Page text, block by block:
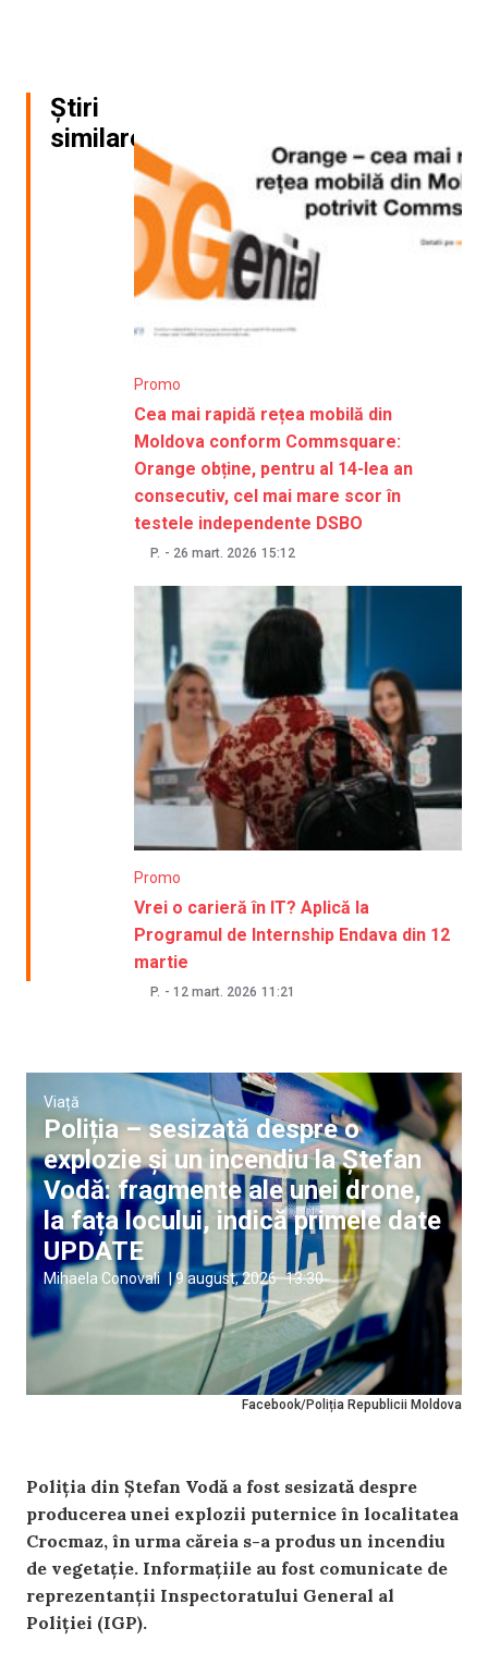
Știri
similare
Promo
Cea mai rapidă rețea mobilă din
Moldova conform Commsquare:
Orange obține, pentru al 14-lea an
consecutiv, cel mai mare scor în
testele independente DSBO
P. - 26 mart. 2026 15:12
Promo
Vrei o carieră în IT? Aplică la
Programul de Internship Endava din 12
martie
P. - 12 mart. 2026 11:21
Facebook/Poliția Republicii Moldova
Viață
Poliția – sesizată despre o
explozie și un incendiu la Ștefan
Vodă: fragmente ale unei drone,
la fața locului, indică primele date
UPDATE
Mihaela Conovali 9 august, 2026 13:30
Poliția din Ștefan Vodă a fost sesizată despre
producerea unei explozii puternice în localitatea
Crocmaz, în urma căreia s-a produs un incendiu
de vegetație. Informațiile au fost comunicate de
reprezentanții Inspectoratului General al
Poliției (IGP).